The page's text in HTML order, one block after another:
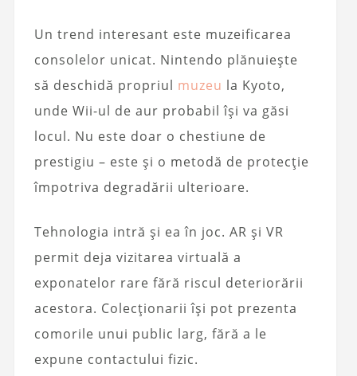
Un trend interesant este muzeificarea
consolelor unicat. Nintendo plănuiește
să deschidă propriul muzeu la Kyoto,
unde Wii-ul de aur probabil își va găsi
locul. Nu este doar o chestiune de
prestigiu – este și o metodă de protecție
împotriva degradării ulterioare.
Tehnologia intră și ea în joc. AR și VR
permit deja vizitarea virtuală a
exponatelor rare fără riscul deteriorării
acestora. Colecționarii își pot prezenta
comorile unui public larg, fără a le
expune contactului fizic.